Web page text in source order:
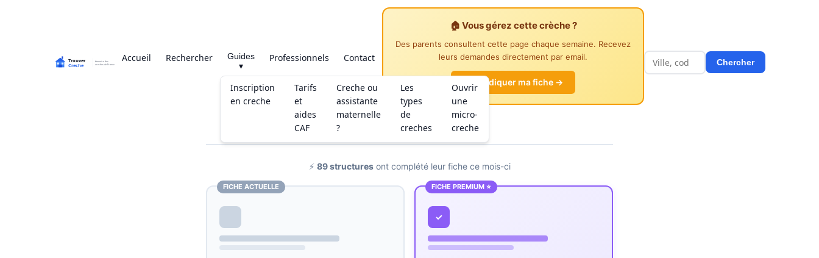
Accueil Rechercher
Guides
▾
Inscription
en creche
Tarifs
et
aides
CAF
Creche ou
assistante
maternelle
?
Les
types
de
creches
Ouvrir
une
micro-
creche
Professionnels Contact
🏠 Vous gérez cette crèche ?
Des parents consultent cette page chaque semaine. Recevez
leurs demandes directement par email.
Revendiquer ma fiche →
Chercher
⚡ 89 structuresont complété leur fiche ce mois-ci
FICHE ACTUELLE FICHE PREMIUM ⭐
✓